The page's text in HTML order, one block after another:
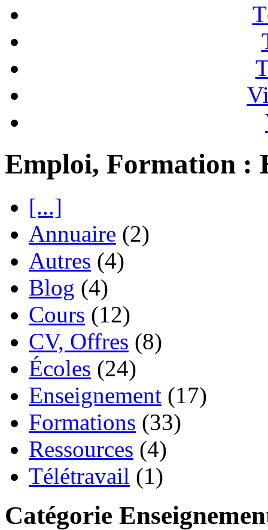
Emploi, Formation :
[...]
Annuaire (2)
Autres (4)
Blog (4)
Cours (12)
CV, Offres (8)
Écoles (24)
Enseignement (17)
Formations (33)
Ressources (4)
Télétravail (1)
Catégorie